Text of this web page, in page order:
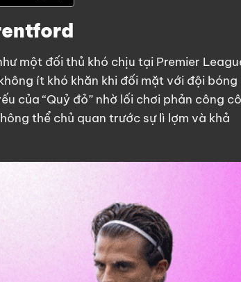
một đối thủ khó chịu tại Premier
ít khó khăn khi đối mặt với đội bóng
của “Quỷ đỏ” nhờ lối chơi phản công
thể chủ quan trước sự lì lợm và khả